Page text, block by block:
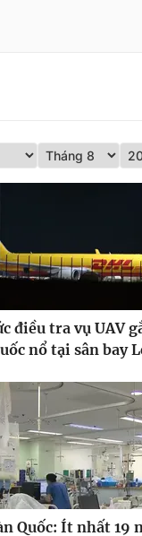
điều tra vụ UAV
nổ tại sân bay
Quốc: Ít nhất 19